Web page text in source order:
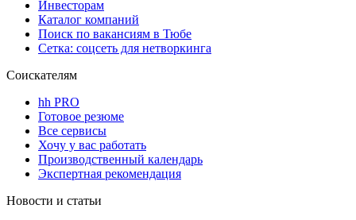
Инвесторам
Каталог компаний
Поиск по вакансиям в Тюбе
Сетка: соцсеть для нетворкинга
Соискателям
hh PRO
Готовое резюме
Все сервисы
Хочу у вас работать
Производственный календарь
Экспертная рекомендация
Новости и статьи